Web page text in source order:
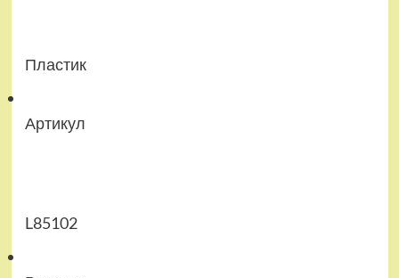
Пластик
Артикул
L85102